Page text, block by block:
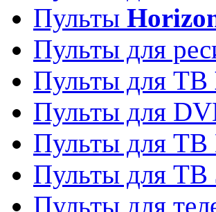
Пульты
Пульты для
Пульты для ТВ
Пульты для
Пульты для ТВ
Пульты для ТВ
Пульты для